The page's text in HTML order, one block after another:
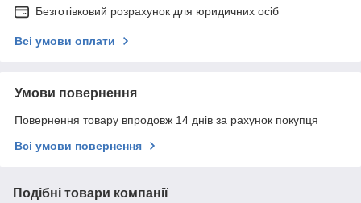
Безготівковий розрахунок для юридичних осіб
Всі умови оплати
Умови повернення
Повернення товару впродовж 14 днів за рахунок покупця
Всі умови повернення
Подібні товари компанії